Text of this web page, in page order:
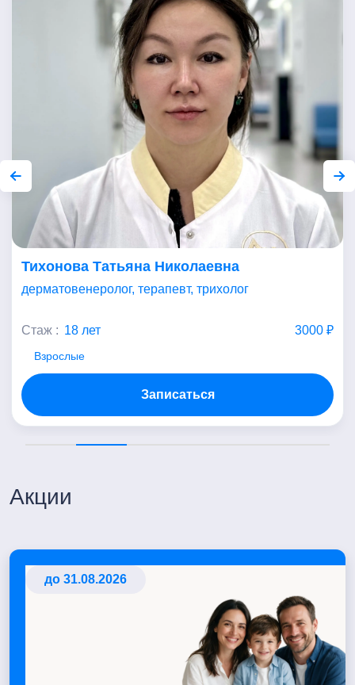
Тихонова Татьяна Николаевна
дерматовенеролог, терапевт, трихолог
Стаж : 18 лет 3000 ₽
Взрослые
Записаться
Акции
до 31.08.2026